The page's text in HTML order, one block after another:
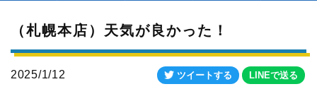
（札幌本店）天気が良かった！
2025/1/12 ツイートする LINEで送る